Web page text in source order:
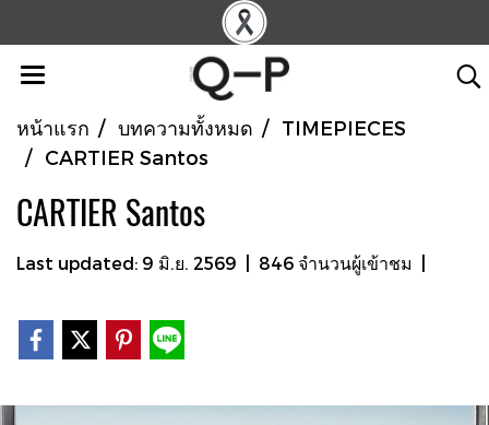
หน้าแรก บทความทั้งหมด
TIMEPIECES
CARTIER Santos
CARTIER Santos
Last updated: 9 มิ.ย. 2569 846 จำนวนผู้เข้าชม